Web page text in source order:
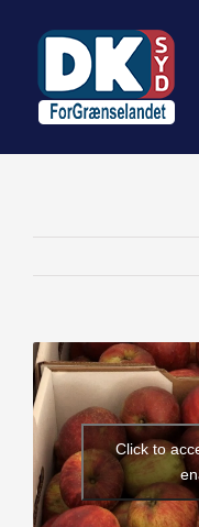
View
Larger
Image
Click to